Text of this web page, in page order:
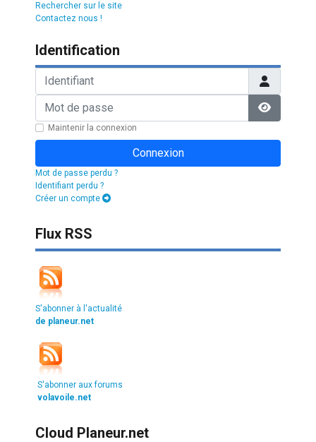
Rechercher sur le site
Contactez nous !
Identification
Identifiant
Mot de passe
Afficher
Maintenir la connexion
Connexion
Mot de passe perdu ?
Identifiant perdu ?
Créer un compte
Flux RSS
S'abonner à l'actualité
de planeur.net
S'abonner aux forums
volavoile.net
Cloud Planeur.net